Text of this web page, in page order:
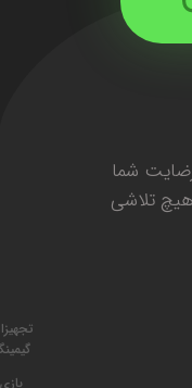
شما
هیچ تلاشی
بازی